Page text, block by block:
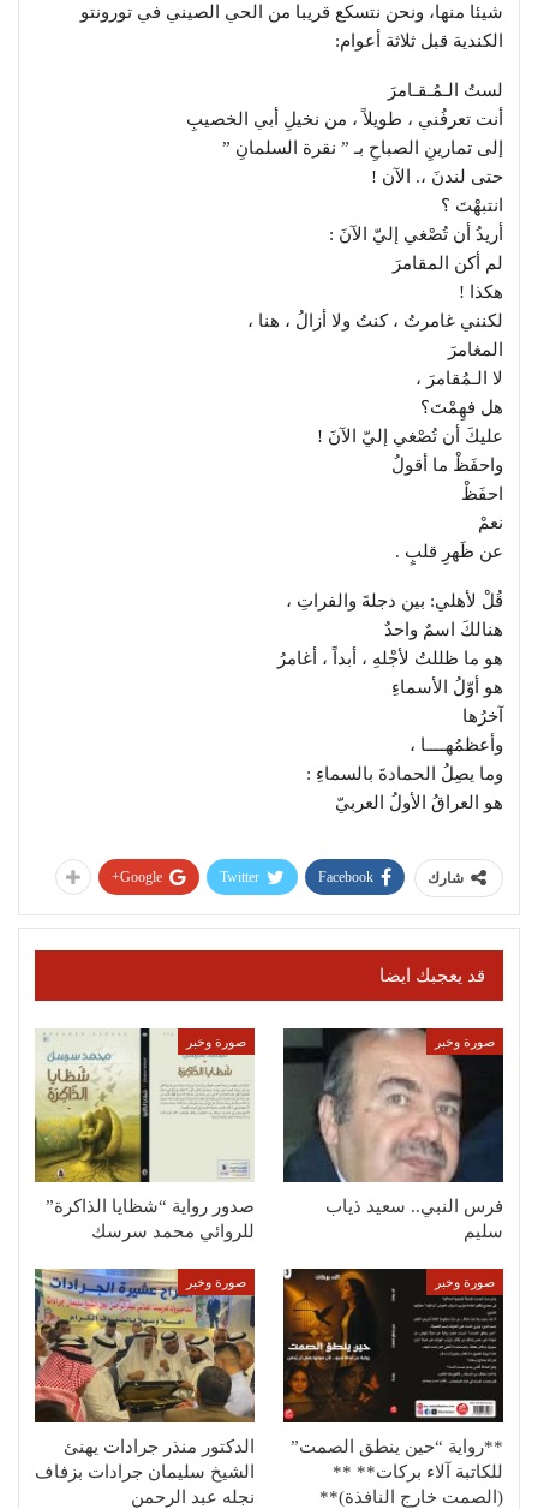
شيئا منها، ونحن نتسكع قريبا من الحي الصيني في تورونتو
الكندية قبل ثلاثة أعوام:
لستُ الـمُـقـامرَ
أنت تعرفُني ، طويلاً ، من نخيلِ أبي الخصيبِ
إلى تمارينِ الصباحِ بـ ” نقرة السلمانِ ”
حتى لندنَ ،. الآن !
انتبهْتَ ؟
أريدُ أن تُصْغي إليّ الآنَ :
لم أكن المقامرَ
هكذا !
لكنني غامرتُ ، كنتُ ولا أزالُ ، هنا ،
المغامرَ
لا الـمُقامرَ ،
هل فهِمْتَ؟
عليكَ أن تُصْغي إليّ الآنَ !
واحفَظْ ما أقولُ
احفَظْ
نعمْ
عن ظَهرِ قلبٍ .
قُلْ لأهلي: بين دجلةَ والفراتِ ،
هنالكَ اسمٌ واحدٌ
هو ما ظللتُ لأجْلهِ ، أبداً ، أغامرُ
هو أوّلُ الأسماءِ
آخرُها
وأعظمُهــــا ،
وما يصِلُ الحمادةَ بالسماءِ :
هو العراقُ الأولُ العربيّ
شارك Facebook
Twitter
Google+
قد يعجبك ايضا
صورة وخبر
فرس النبي.. سعيد ذياب
سليم
صورة وخبر
صدور رواية “شظايا الذاكرة”
للروائي محمد سرسك
صورة وخبر
**رواية “حين ينطق الصمت”
للكاتبة آلاء بركات** **
(الصمت خارج النافذة)**
صورة وخبر
الدكتور منذر جرادات يهنئ
الشيخ سليمان جرادات بزفاف
نجله عبد الرحمن